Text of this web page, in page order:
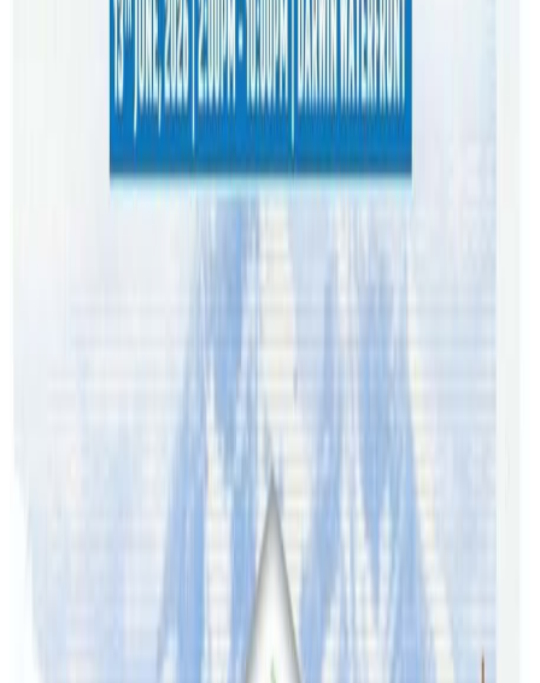
लाख मानिसलाई कुनै न कुनै किसिमको मानसिक समस्या रहेको र
झण्डै ३ लाख नेपालीमा कडा खालको मानसिक रोग रहेको देखाएको
धेरै कमाएर आफ्नो जीवनयापन सहज बनाउने होडले हामी लोभमा
परेका छौँ, व्यस्त बनेका छौँ । तर हामीले आफूलाई यी कारणबाट खुसी
र सुखी होइन थप तनावमा पारिरहेका छौँ । भनिन्छ नि स्वास्थ्य नै धन
हामी मानसिक समस्यामा पर्यौ भने धनको कुनै काम हुन्न । यसैले
पनि सँगसँगै अघि बढाऔँ । कमाएर रमाउने नाममा तनाब बढाउने काम
तपाई हामी धेरैले गरिरहेका छौँ । अब जीवनलाई खुसी र सुखी बनाउन
थोरै भएपनि आफ्नै जीवनशैली परिवर्तन गर्ने हो कि
यस वेवसाइटमा प्रकाशित समाचार, विचार र लेखबारे तपाईंको कुनै
प्रतिक्रिया, गुनासो, सुझाव र सल्लाह छन् भने कृपया हामीलाई निम्न ईमेलमा
पठाउनुहोला । तपाईंको सहयोगले हामीलाई निष्पक्ष र तटस्थ पत्रकारिता गर्न
टेवा पुग्नेछ । सम्पर्क इमेल :
info@nepaltube.com.au